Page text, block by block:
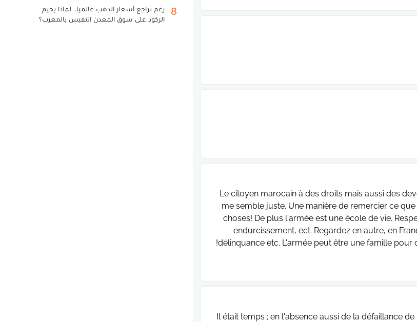
Le citoyen marocain à des droits mais aussi des
me semble juste. Une manière de remercier ce
choses! De plus l'armée est une école de vie.
endurcissement, ect. Regardez en autre, en
délinquance etc. L'armée peut être une famille pour
Il était temps ; en l'absence aussi de la défaillance
8
رغم تراجع أسعار الذهب عالميا.. لماذا يخيم
الركود على سوق المعدن النفيس بالمغرب؟